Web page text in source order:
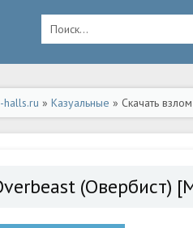
halls.ru » Казуальные » Скачать
(Овербист)